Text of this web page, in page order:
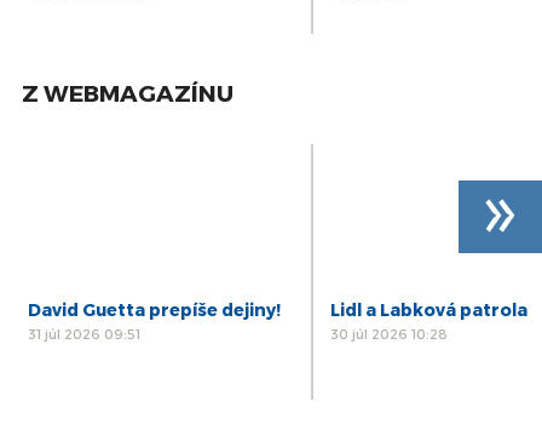
Z WEBMAGAZÍNU
David Guetta prepíše dejiny!
31 júl 2026 09:51
Lidl a Labková patrola
30 júl 2026 10:28
»